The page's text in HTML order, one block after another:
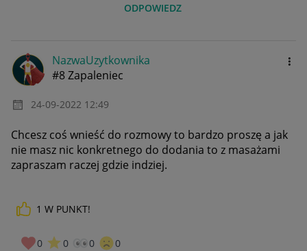
ODPOWIEDZ
NazwaUzytkownika
#8 Zapaleniec
‎24-09-2022 12:49
Chcesz coś wnieść do rozmowy to bardzo proszę a jak
nie masz nic konkretnego do dodania to z masażami
zapraszam raczej gdzie indziej.
1 W PUNKT!
0 0 0 0